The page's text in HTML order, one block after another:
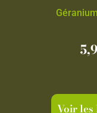
Voir les